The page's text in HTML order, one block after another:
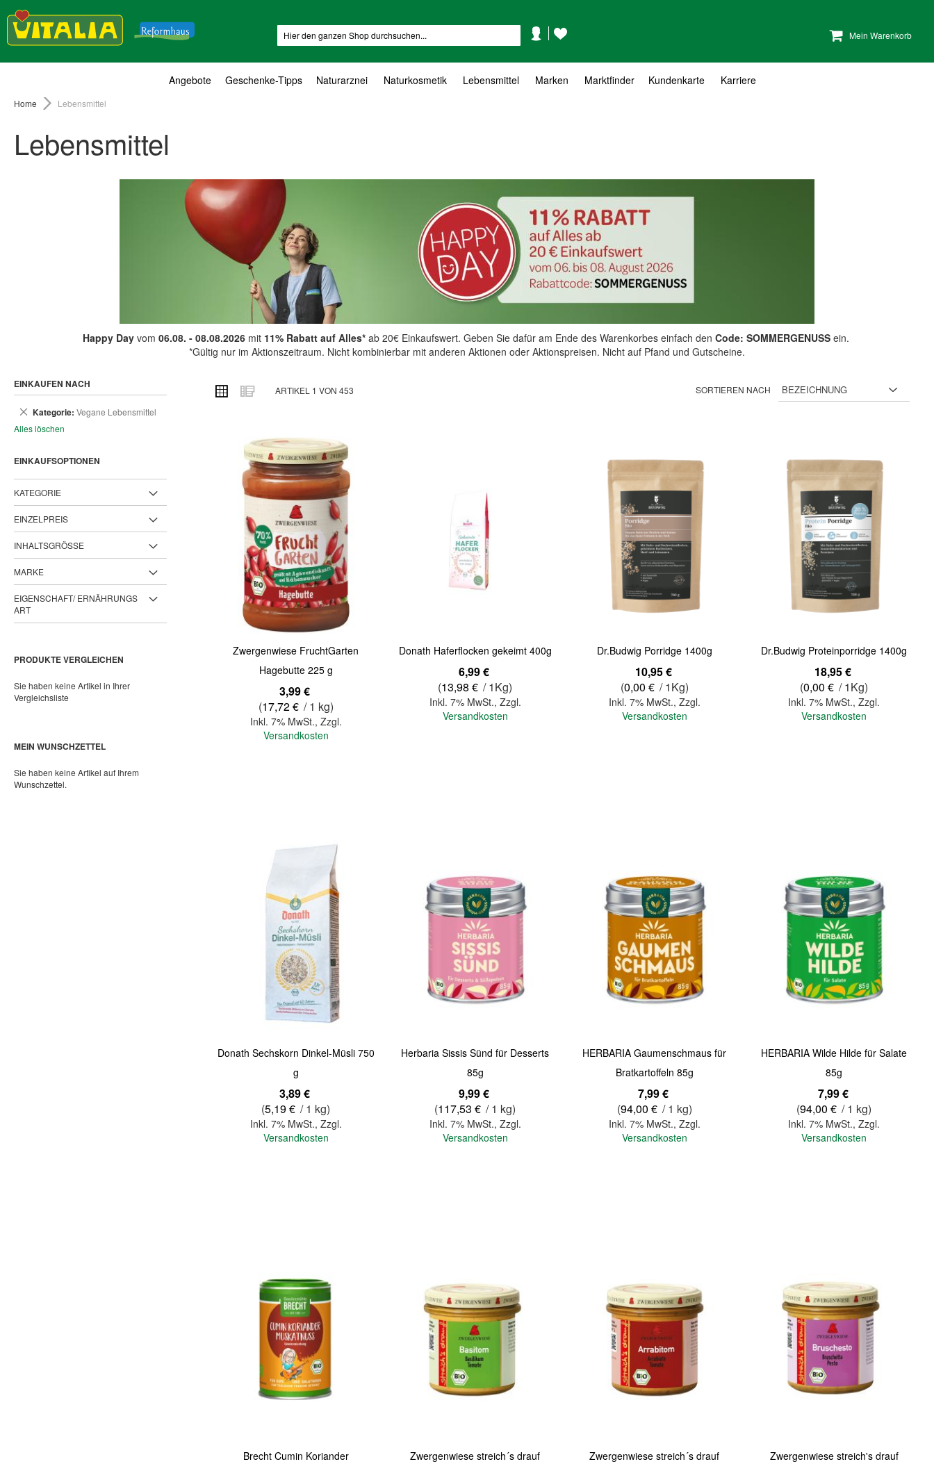
Mein Warenkorb
KontoWunschzettel
Angebote Geschenke-Tipps Naturarznei Naturkosmetik Lebensmittel Marken Marktfinder Kundenkarte Karriere
Home Lebensmittel
Lebensmittel
Happy Dayvom 06.08. - 08.08.2026mit 11% Rabatt auf Alles*ab 20€ Einkaufswert. Geben Sie dafür am Ende des Warenkorbes einfach den Code: SOMMERGENUSSein.
*Gültig nur im Aktionszeitraum. Nicht kombinierbar mit anderen Aktionen oder Aktionspreisen. Nicht auf Pfand und Gutscheine.
ANSICHT
ALS
Raster ListeARTIKEL 1 VON 453 SORTIEREN NACH
Zwergenwiese FruchtGarten
Hagebutte 225 g
3,99 €
(17,72 € / 1 kg)
Inkl. 7% MwSt., Zzgl.
Versandkosten
Donath Haferflocken gekeimt 400g
6,99 €
(13,98 € / 1Kg)
Inkl. 7% MwSt., Zzgl.
Versandkosten
Quickview
Dr.Budwig Porridge 1400g
10,95 €
(0,00 € / 1Kg)
Inkl. 7% MwSt., Zzgl.
Versandkosten
Quickview
Dr.Budwig Proteinporridge 1400g
18,95 €
(0,00 € / 1Kg)
Inkl. 7% MwSt.,Zzgl.
Versandkosten
Quickview
Donath Sechskorn Dinkel-Müsli 750
g
3,89 €
(5,19 € / 1 kg)
Inkl. 7% MwSt., Zzgl.
Versandkosten
Quickview
Herbaria Sissis Sünd für Desserts
85g
9,99 €
(117,53 € / 1 kg)
Inkl. 7% MwSt., Zzgl.
Versandkosten
Quickview
HERBARIA Gaumenschmaus für
Bratkartoffeln 85g
7,99 €
(94,00 € / 1 kg)
Inkl. 7% MwSt., Zzgl.
Versandkosten
Quickview
HERBARIA Wilde Hilde für Salate
85g
7,99 €
(94,00 € / 1 kg)
Inkl. 7% MwSt.,Zzgl.
Versandkosten
Quickview
Brecht Cumin Koriander
Zwergenwiese streich´s drauf
Zwergenwiese streich´s drauf
Zwergenwiese streich's drauf
EINKAUFEN NACH
Kategorie Vegane Lebensmittel
Dies
Alles löschen
EINKAUFSOPTIONEN
KATEGORIE
EINZELPREIS
INHALTSGRÖSSE
MARKE
EIGENSCHAFT/ ERNÄHRUNGS
ART
PRODUKTE VERGLEICHEN
Sie haben keine Artikel in Ihrer
Vergleichsliste
MEIN WUNSCHZETTEL
Sie haben keine Artikel auf Ihrem
Wunschzettel.